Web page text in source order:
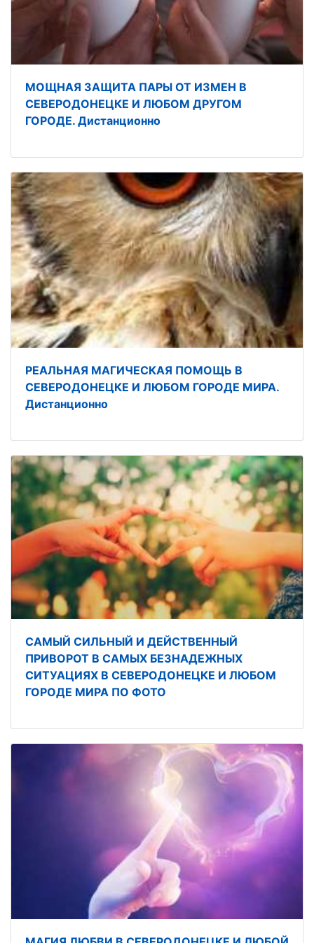
МОЩНАЯ ЗАЩИТА ПАРЫ ОТ ИЗМЕН В
СЕВЕРОДОНЕЦКЕ И ЛЮБОМ ДРУГОМ
ГОРОДЕ. Дистанционно
РЕАЛЬНАЯ МАГИЧЕСКАЯ ПОМОЩЬ В
СЕВЕРОДОНЕЦКЕ И ЛЮБОМ ГОРОДЕ МИРА.
Дистанционно
САМЫЙ СИЛЬНЫЙ И ДЕЙСТВЕННЫЙ
ПРИВОРОТ В САМЫХ БЕЗНАДЕЖНЫХ
СИТУАЦИЯХ В СЕВЕРОДОНЕЦКЕ И ЛЮБОМ
ГОРОДЕ МИРА ПО ФОТО